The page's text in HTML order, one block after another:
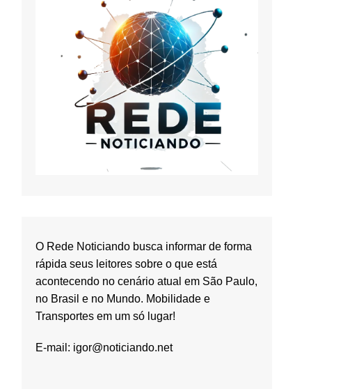
O Rede Noticiando busca informar de forma
rápida seus leitores sobre o que está
acontecendo no cenário atual em São Paulo,
no Brasil e no Mundo. Mobilidade e
Transportes em um só lugar!
E-mail: igor@noticiando.net